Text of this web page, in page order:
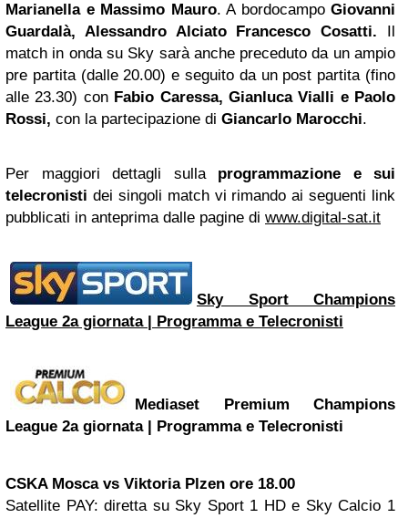
Marianella e Massimo Mauro. A bordocampo Giovanni
Guardalà, Alessandro Alciato Francesco Cosatti. Il
match in onda su Sky sarà anche preceduto da un ampio
pre partita (dalle 20.00) e seguito da un post partita (fino
alle 23.30) con Fabio Caressa, Gianluca Vialli e Paolo
Rossi, con la partecipazione di Giancarlo Marocchi.
Per maggiori dettagli sulla programmazione e sui
telecronisti dei singoli match vi rimando ai seguenti link
pubblicati in anteprima dalle pagine di www.digital-sat.it
Sky Sport Champions
League 2a giornata | Programma e Telecronisti
Mediaset Premium Champions
League 2a giornata | Programma e Telecronisti
CSKA Moscavs Viktoria Plzen ore 18.00
Satellite PAY: diretta su Sky Sport 1 HD e Sky Calcio 1